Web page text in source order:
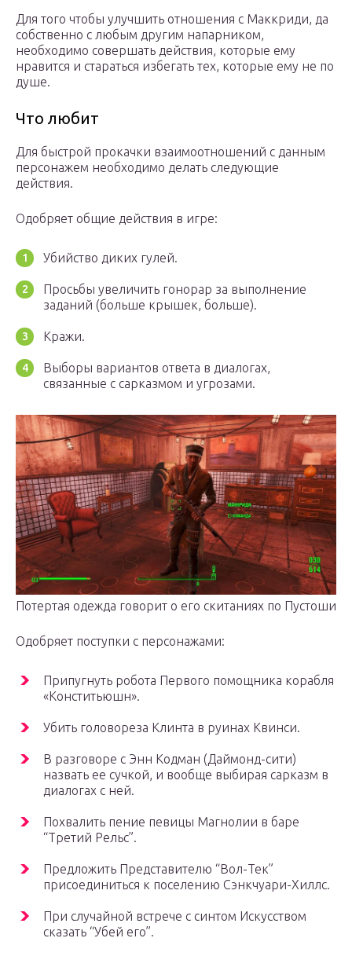
Для того чтобы улучшить отношения с Маккриди, да
собственно с любым другим напарником,
необходимо совершать действия, которые ему
нравится и стараться избегать тех, которые ему не по
душе.
Что любит
Для быстрой прокачки взаимоотношений с данным
персонажем необходимо делать следующие
действия.
Одобряет общие действия в игре:
Убийство диких гулей.
Просьбы увеличить гонорар за выполнение
заданий (больше крышек, больше).
Кражи.
Выборы вариантов ответа в диалогах,
связанные с сарказмом и угрозами.
Потертая одежда говорит о его скитаниях по Пустоши
Одобряет поступки с персонажами:
Припугнуть робота Первого помощника корабля
«Конститьюшн».
Убить головореза Клинта в руинах Квинси.
В разговоре с Энн Кодман (Даймонд-сити)
назвать ее сучкой, и вообще выбирая сарказм в
диалогах с ней.
Похвалить пение певицы Магнолии в баре
“Третий Рельс”.
Предложить Представителю “Вол-Тек”
присоединиться к поселению Сэнкчуари-Хиллс.
При случайной встрече с синтом Искусством
сказать “Убей его”.